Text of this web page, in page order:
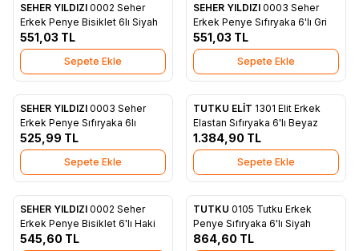
Favorilere Ekle
SEHER YILDIZI 0002 Seher
Erkek Penye Bisiklet 6lı Siyah
551,03 TL
Sepete Ekle
Favorilere Ekle
SEHER YILDIZI 0003 Seher
Erkek Penye Sıfıryaka 6'lı Gri
551,03 TL
Sepete Ekle
Favorilere Ekle
SEHER YILDIZI 0003 Seher
Erkek Penye Sıfıryaka 6lı
525,99 TL
Sepete Ekle
Favorilere Ekle
TUTKU ELİT 1301 Elit Erkek
Elastan Sıfıryaka 6'lı Beyaz
1.384,90 TL
Sepete Ekle
Favorilere Ekle
SEHER YILDIZI 0002 Seher
Erkek Penye Bisiklet 6'lı Haki
545,60 TL
Favorilere Ekle
TUTKU 0105 Tutku Erkek
Penye Sıfıryaka 6'lı Siyah
864,60 TL